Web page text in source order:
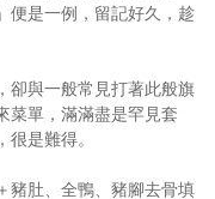
便是一例，留記好久，趁
卻與一般常見打著此般旗
菜單，滿滿盡是罕見套
是難得。
豬肚、全鴨、豬腳去骨填